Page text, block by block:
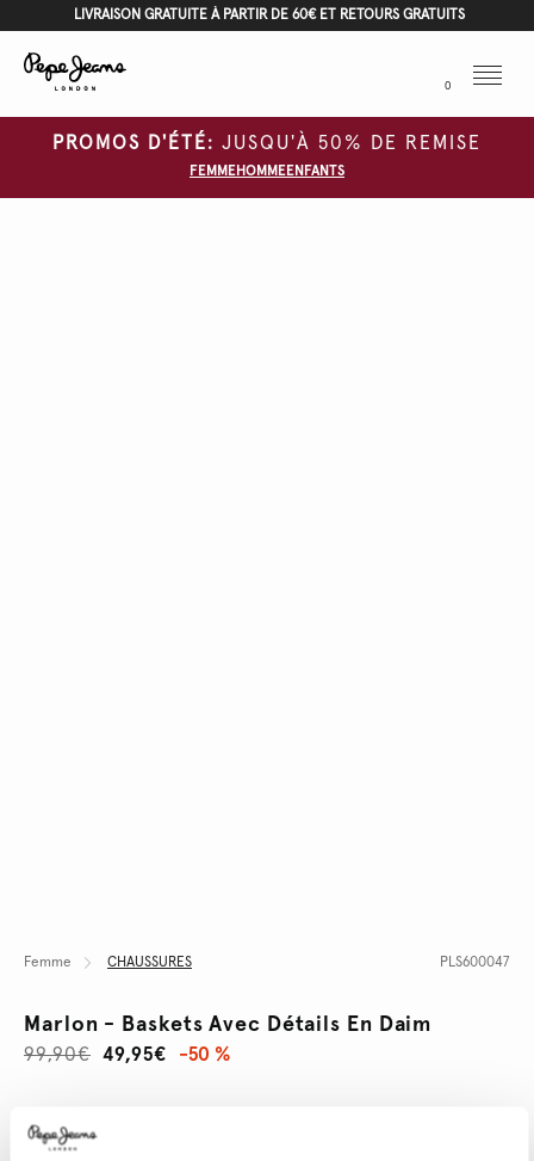
LIVRAISON GRATUITE À PARTIR DE 60€ ET RETOURS GRATUITS
0
Menu
PROMOS D'ÉTÉ: JUSQU'À 50% DE REMISE
FEMMEHOMMEENFANTS
Femme CHAUSSURES PLS600047
Marlon - Baskets Avec Détails En Daim
49,95€
99,90€ -50 %
Promotions
Variations
COULEURS: